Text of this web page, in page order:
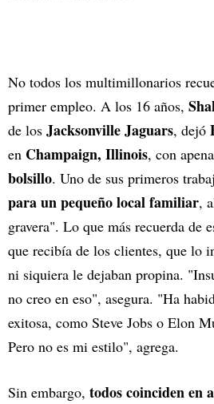
No todos los multimillonarios
primer empleo. A los 16 años,
de los Jacksonville Jaguars, dejó
en Champaign, Illinois, con
bolsillo. Uno de sus primeros
para un pequeño local familiar,
gravera". Lo que más recuerda de
que recibía de los clientes, que lo
ni siquiera le dejaban propina.
no creo en eso", asegura. "Ha
exitosa, como Steve Jobs o Elon
Pero no es mi estilo", agrega.
Sin embargo, todos coinciden en